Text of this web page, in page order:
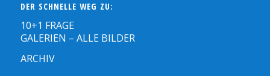
DER SCHNELLE WEG ZU:
10+1 FRAGE
GALERIEN – ALLE BILDER
ARCHIV